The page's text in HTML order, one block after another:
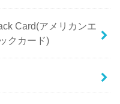
Card(アメリカンエ
クカード)